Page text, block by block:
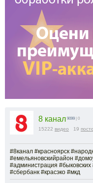
8 канал 9099 | 0
15222 видео 19
#8канал #красноярск
#емельяновскийрайон
#администрация #быковских
#сбербанк #красэко #мкд